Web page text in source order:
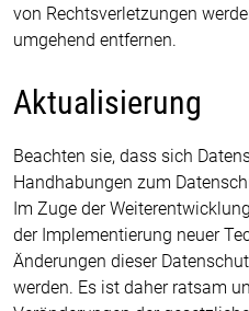
von Rechtsverletzungen
umgehend entfernen.
Aktualisierung
Beachten sie, dass sich
Handhabungen zum
Im Zuge der
der Implementierung neuer
Änderungen dieser
werden. Es ist daher ratsam